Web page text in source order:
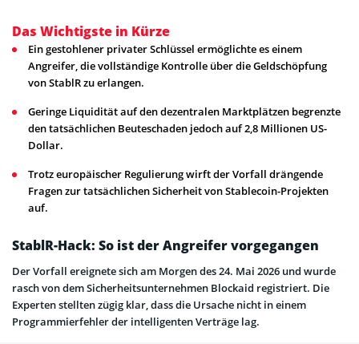
Das Wichtigste in Kürze
Ein gestohlener privater Schlüssel ermöglichte es einem
Angreifer, die vollständige Kontrolle über die Geldschöpfung
von StablR zu erlangen.
Geringe Liquidität auf den dezentralen Marktplätzen begrenzte
den tatsächlichen Beuteschaden jedoch auf 2,8 Millionen US-
Dollar.
Trotz europäischer Regulierung wirft der Vorfall drängende
Fragen zur tatsächlichen Sicherheit von Stablecoin-Projekten
auf.
StablR-Hack: So ist der Angreifer vorgegangen
Der Vorfall ereignete sich am Morgen des 24. Mai 2026 und wurde
rasch von dem Sicherheitsunternehmen Blockaid registriert. Die
Experten stellten zügig klar, dass die Ursache nicht in einem
Programmierfehler der intelligenten Verträge lag.